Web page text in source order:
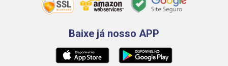
Baixe já nosso APP